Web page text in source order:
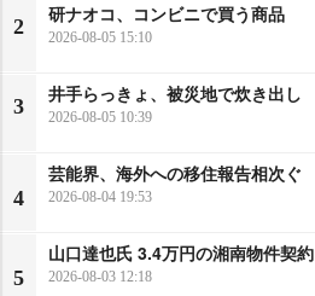
2
研ナオコ、コンビニで買う商品
2026-08-05 15:10
3
井手らっきょ、被災地で炊き出し
2026-08-05 10:39
4
芸能界、海外への移住報告相次ぐ
2026-08-04 19:53
5
山口達也氏 3.4万円の湘南物件契約
2026-08-03 12:18